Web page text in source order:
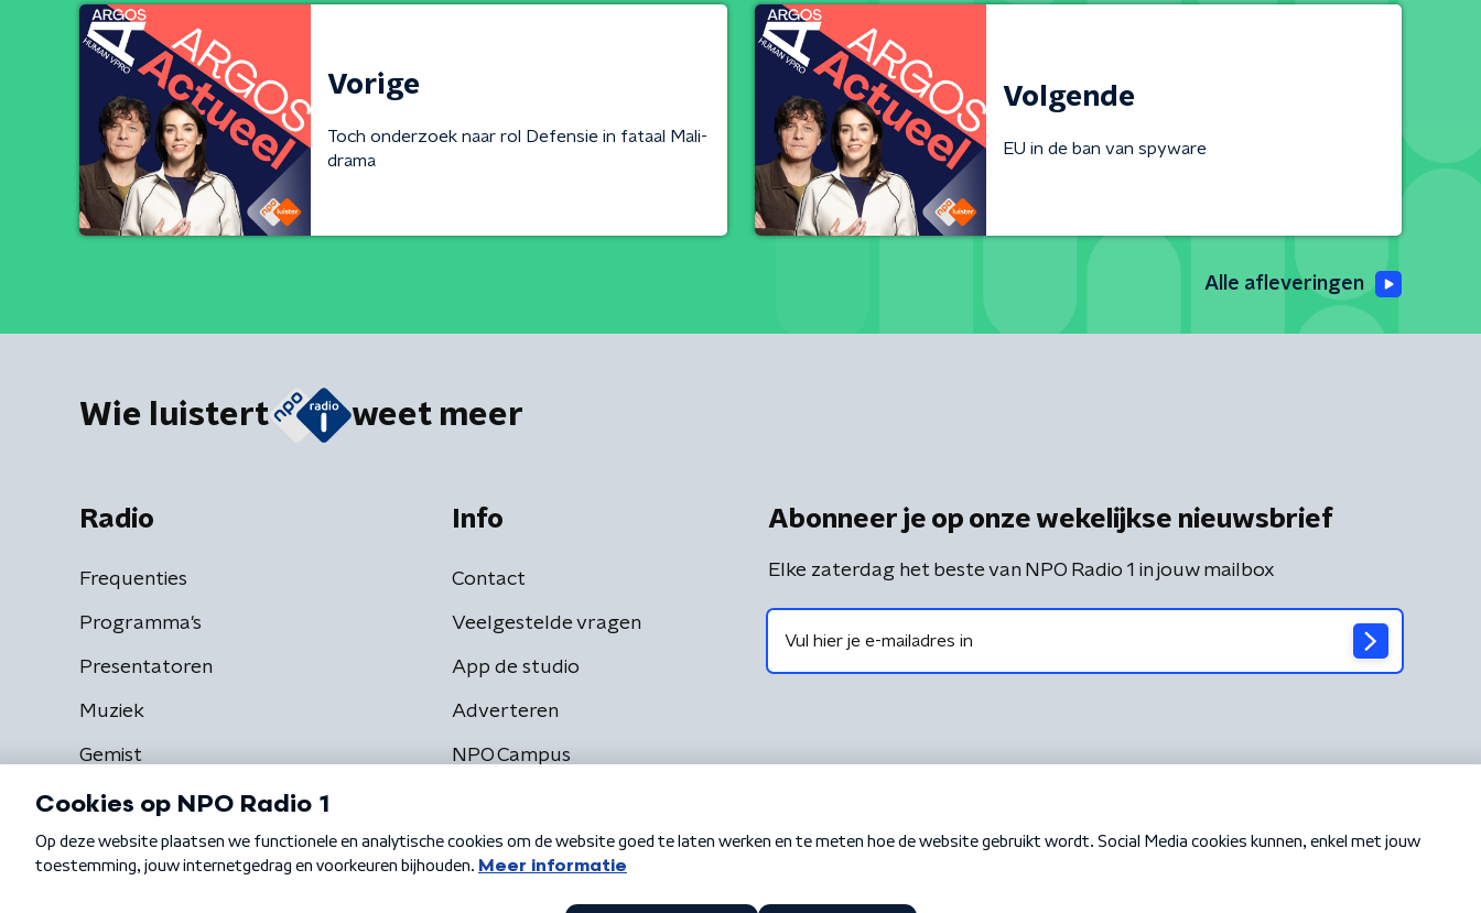
Vorige
Toch onderzoek naar rol Defensie in fataal Mali-
drama
Volgende
EU in de ban van spyware
Alle afleveringen
Wie luistert weet meer
Radio
Frequenties
Programma's
Presentatoren
Muziek
Gemist
Info
Contact
Veelgestelde vragen
App de studio
Adverteren
NPO Campus
Abonneer je op onze wekelijkse nieuwsbrief
Elke zaterdag het beste van NPO Radio 1 in jouw mailbox
Algemene voorwaarden Privacybeleid